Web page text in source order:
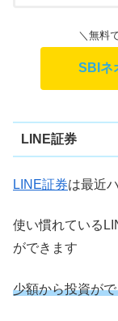
＼無料
SBIネ
LINE証券
LINE証券は最近
使い慣れている
ができます
少額から投資が